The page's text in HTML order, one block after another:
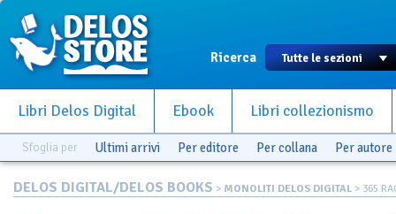
Ricerca
Libri Delos Digital Ebook Libri collezionismo
Sfoglia per Ultimi arrivi Per editore Per collana Per autore
DELOS DIGITAL/DELOS BOOKS > MONOLITI DELOS DIGITAL > 365